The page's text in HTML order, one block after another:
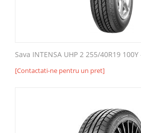
Sava INTENSA UHP 2 255/40R19 100Y
[Contactati-ne pentru un pret]